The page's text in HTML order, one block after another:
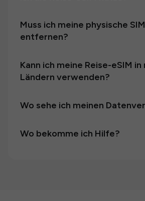
Muss ich meine physische SIM
entfernen?
Kann ich meine Reise-eSIM
Ländern verwenden?
Wo sehe ich meinen
Wo bekomme ich Hilfe?